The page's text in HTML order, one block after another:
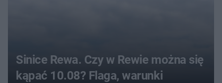
Sinice Rewa. Czy w Rewie można się
kąpać 10.08? Flaga, warunki